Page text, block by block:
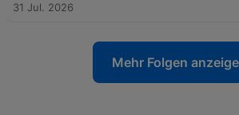
31 Jul. 2026
Mehr Folgen